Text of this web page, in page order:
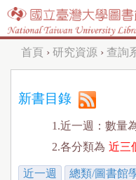
您
在
首頁 › 研究資源 › 查詢
新書目錄
1.近一週：數量
2.各分類為 近三
近一週 總類/圖書館